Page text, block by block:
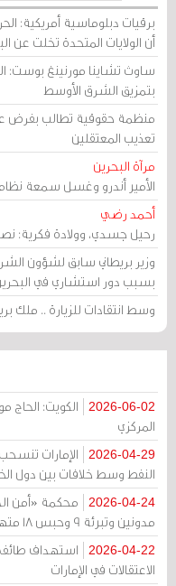
برقيات دبلوماسية أمريكية:
أن الولايات المتحدة تخلت عن
ساوث تشاينا مورنينغ بوست:
بتمزيق الشرق الأوسط
منظمة حقوقية تطالب بفرض
تعذيب المعتقلين
مرآة البحرين
الأمير أندرو وغسل سمعة نظام
أحمد رضي
رحيل جسدي، وولادة فكرية:
وزير بريطاني سابق لشؤون
بسبب دور استشاري في
وسط انتقادات للزيارة .. ملك
2026-06-02
الكويت:
المركزي
2026-04-29
الإمارات
النفط وسط خلافات بين دول
2026-04-24
مدونين وتبرئة 9 وحبس 18 متهماً بالتعاطف مع إيران
2026-04-22
استهداف
الاعتقالات في الإمارات